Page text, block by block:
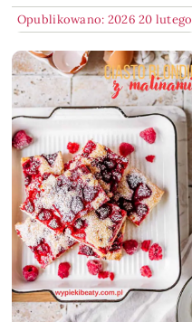
Opublikowano: 2026 20 lutego